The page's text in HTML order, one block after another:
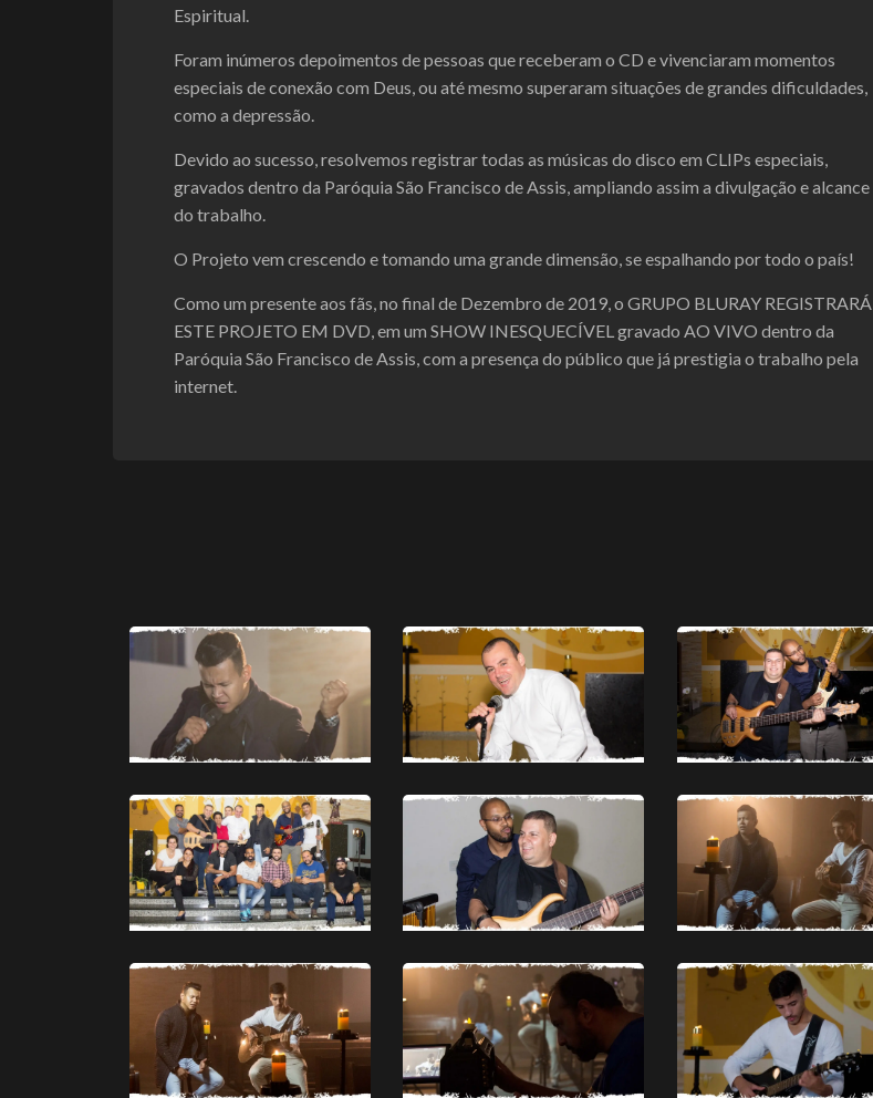
Espiritual.
Foram inúmeros depoimentos de pessoas que receberam o CD e vivenciaram momentos
especiais de conexão com Deus, ou até mesmo superaram situações de grandes dificuldades,
como a depressão.
Devido ao sucesso, resolvemos registrar todas as músicas do disco em CLIPs especiais,
gravados dentro da Paróquia São Francisco de Assis, ampliando assim a divulgação e alcance
do trabalho.
O Projeto vem crescendo e tomando uma grande dimensão, se espalhando por todo o país!
Como um presente aos fãs, no final de Dezembro de 2019, o GRUPO BLURAY REGISTRARÁ
ESTE PROJETO EM DVD, em um SHOW INESQUECÍVEL gravado AO VIVO dentro da
Paróquia São Francisco de Assis, com a presença do público que já prestigia o trabalho pela
internet.